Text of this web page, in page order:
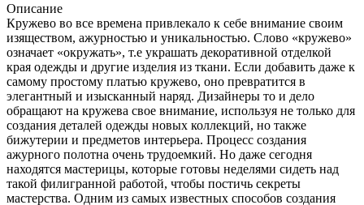
Описание
Кружево во все времена привлекало к себе внимание своим
изяществом, ажурностью и уникальностью. Слово «кружево»
означает «окружать», т.е украшать декоративной отделкой
края одежды и другие изделия из ткани. Если добавить даже к
самому простому платью кружево, оно превратится в
элегантный и изысканный наряд. Дизайнеры то и дело
обращают на кружева свое внимание, используя не только для
создания деталей одежды новых коллекций, но также
бижутерии и предметов интерьера. Процесс создания
ажурного полотна очень трудоемкий. Но даже сегодня
находятся мастерицы, которые готовы неделями сидеть над
такой филигранной работой, чтобы постичь секреты
мастерства. Одним из самых известных способов создания